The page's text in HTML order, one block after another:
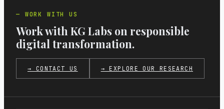
WORK WITH US
Work with KG Labs on responsible
digital transformation.
→ CONTACT US → EXPLORE OUR RESEARCH